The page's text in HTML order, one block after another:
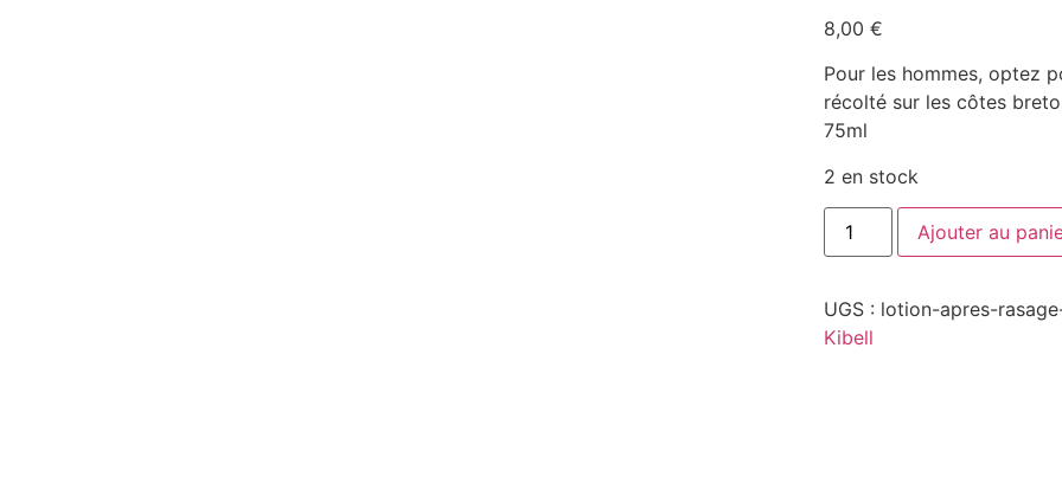
8,00 €
Pour les hommes, optez
récolté sur les côtes
75ml
2 en stock
Ajouter au
UGS : lotion-apres-
Kibell